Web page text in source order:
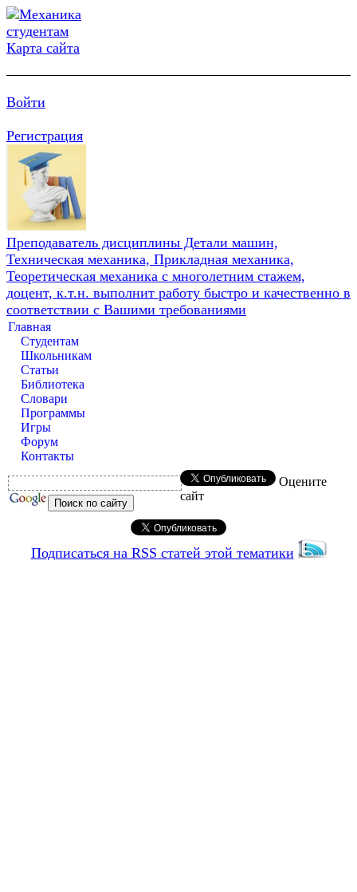
Карта сайта
Войти
Регистрация
Преподаватель дисциплины Детали машин,
Техническая механика, Прикладная механика,
Теоретическая механика с многолетним стажем,
доцент, к.т.н. выполнит работу быстро и качественно в
соответствии с Вашими требованиями
Главная
Студентам
Школьникам
Статьи
Библиотека
Словари
Программы
Игры
Форум
Контакты
Оцените
сайт
Подписаться на RSS статей этой тематики